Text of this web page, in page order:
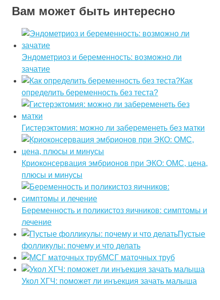
Вам может быть интересно
Эндометриоз и беременность: возможно ли
зачатие
Как
определить беременность без теста?
Гистерэктомия: можно ли забеременеть без матки
Криоконсервация эмбрионов при ЭКО: ОМС, цена,
плюсы и минусы
Беременность и поликистоз яичников: симптомы и
лечение
Пустые
фолликулы: почему и что делать
МСГ маточных труб
Укол ХГЧ: поможет ли инъекция зачать малыша